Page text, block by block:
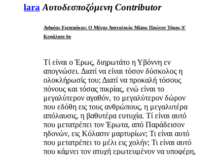
lara Αυτοδεσποζόμενη Contributor
Ανδρέας Εμπειρίκος: Ο Μέγας Ανατολικός Μέρος Πρώτον Τόμος Α’
Κεφάλαιο 6ο
Τί είναι ο Έρως, διηρωτάτο η Υβόννη εν
απογνώσει. Διατί να είναι τόσον δύσκολος η
ολοκλήρωσίς του; Διατί να προκαλή τόσους
πόνους και τόσας πικρίας, ενώ είναι το
μεγαλύτερον αγαθόν, το μεγαλύτερον δώρον
που εδόθη εις τους ανθρώπους, η μεγαλυτέρα
απόλαυσις, η βαθυτέρα ευτυχία. Τί είναι αυτό
που μετατρέπει τον Έρωτα, από Παράδεισον
ηδονών, εις Κόλασιν μαρτυρίων; Τι είναι αυτό
που μετατρέπει το μέλι εις χολήν; Τι είναι αυτό
που κάμνει τον ατυχή ερωτευμένον να υποφέρη,